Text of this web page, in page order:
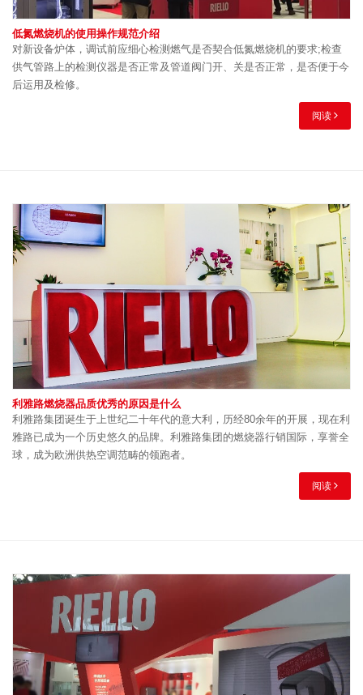
低氮燃烧机的使用操作规范介绍
对新设备炉体，调试前应细心检测燃气是否契合低氮燃烧机的要求;检查
供气管路上的检测仪器是否正常及管道阀门开、关是否正常，是否便于今
后运用及检修。
阅读
利雅路燃烧器品质优秀的原因是什么
利雅路集团诞生于上世纪二十年代的意大利，历经80余年的开展，现在利
雅路已成为一个历史悠久的品牌。利雅路集团的燃烧器行销国际，享誉全
球，成为欧洲供热空调范畴的领跑者。
阅读